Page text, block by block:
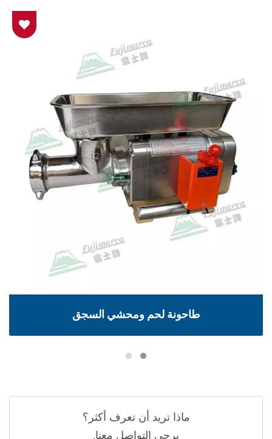
طاحونة لحم ومحشي السجق
ماذا تريد أن تعرف أكثر؟
يرجى التواصل معنا.